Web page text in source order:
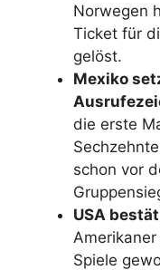
Norwegen
Ticket für
gelöst.
Mexiko
die erste
schon vor
USA
Spiele